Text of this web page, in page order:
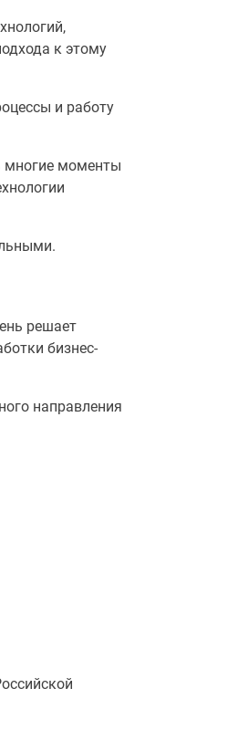
к этому
и работу
многие моменты
решает
бизнес-
направления